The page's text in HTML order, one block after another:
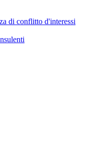
di conflitto d'interessi